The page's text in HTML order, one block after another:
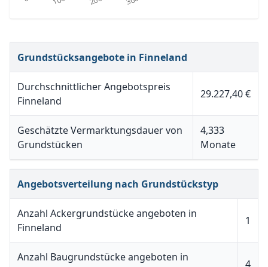
Grundstücksangebote in Finneland
Durchschnittlicher Angebotspreis
Finneland
29.227,40 €
Geschätzte Vermarktungsdauer von
Grundstücken
4,333
Monate
Angebotsverteilung nach Grundstückstyp
Anzahl Ackergrundstücke angeboten in
Finneland
1
Anzahl Baugrundstücke angeboten in
4